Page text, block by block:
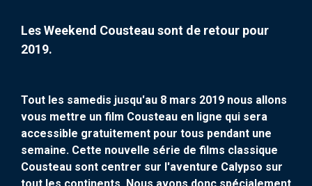
Les Weekend Cousteau sont de retour pour
2019.
Tout les samedis jusqu'au 8 mars 2019 nous allons
vous mettre un film Cousteau en ligne qui sera
accessible gratuitement pour tous pendant une
semaine. Cette nouvelle série de films classique
Cousteau sont centrer sur l'aventure Calypso sur